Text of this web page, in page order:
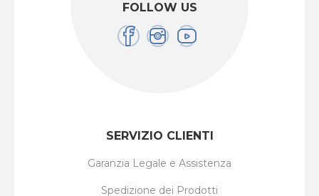
FOLLOW US
SERVIZIO CLIENTI
Garanzia Legale e Assistenza
Spedizione dei Prodotti